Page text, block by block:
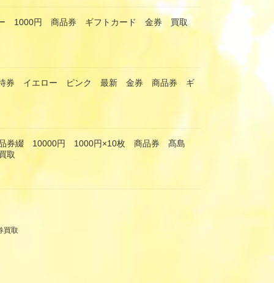
1000円 商品券 ギフトカード 金券 買取
券 イエロー ピンク 最新 金券 商品券 ギ
券綴 10000円 1000円×10枚 商品券 髙島
取
買取